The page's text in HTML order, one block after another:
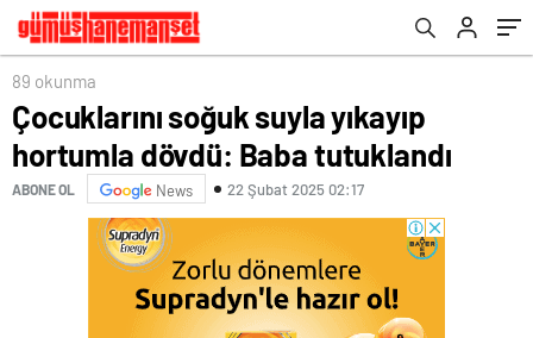
89 okunma
Çocuklarını soğuk suyla yıkayıp
hortumla dövdü: Baba tutuklandı
ABONE OL News 22 Şubat 2025 02:17